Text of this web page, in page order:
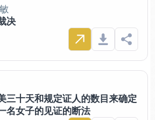
决
三十天和规定证人的数目来确定
名女子的见证的断法